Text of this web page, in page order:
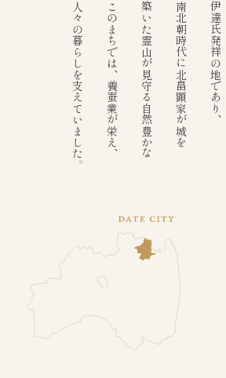
伊達氏発祥の地であり、
南北朝時代に北畠顕家が城を
築いた霊山が見守る自然豊かな
このまちでは、養蚕業が栄え、
人々の暮らしを支えていました。